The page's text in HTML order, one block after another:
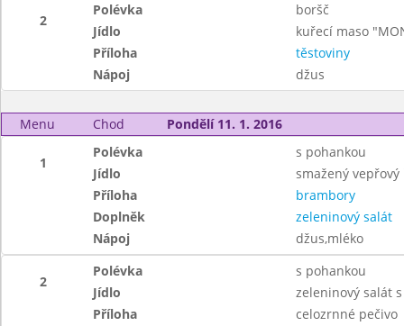
2
Polévka
boršč
Jídlo
kuřecí maso
Příloha
těstoviny
Nápoj
džus
Menu Chod Pondělí 11. 1. 2016
1
Polévka
s pohankou
Jídlo
smažený vepřový
Příloha
brambory
Doplněk
zeleninový salát
Nápoj
džus,mléko
2
Polévka
s pohankou
Jídlo
zeleninový salát
Příloha
celozrnné pečivo